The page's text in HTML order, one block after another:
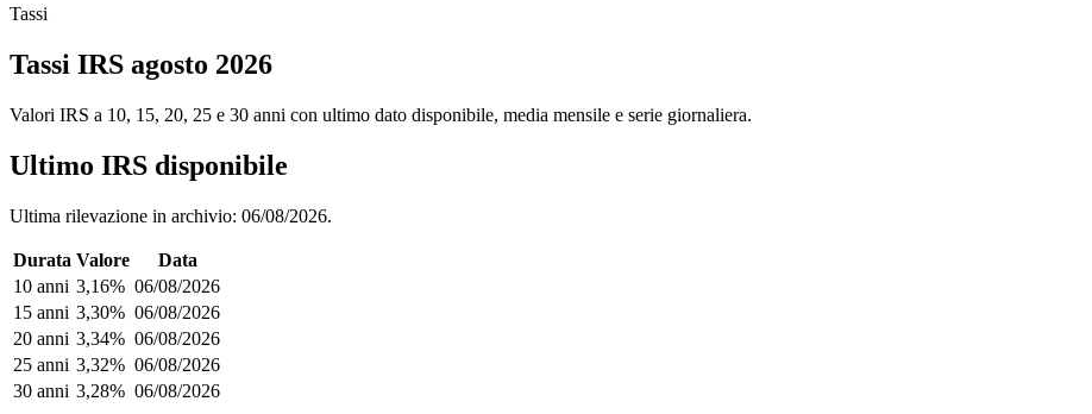
Tassi
Tassi IRS agosto 2026
Valori IRS a 10, 15, 20, 25 e 30 anni con ultimo dato disponibile, media mensile e serie giornaliera.
Ultimo IRS disponibile
Ultima rilevazione in archivio: 06/08/2026.
Durata Valore
Data
10 anni 3,16% 06/08/2026
15 anni 3,30% 06/08/2026
20 anni 3,34% 06/08/2026
25 anni 3,32% 06/08/2026
30 anni 3,28% 06/08/2026